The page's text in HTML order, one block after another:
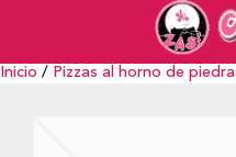
Inicio / Pizzas al horno de piedra